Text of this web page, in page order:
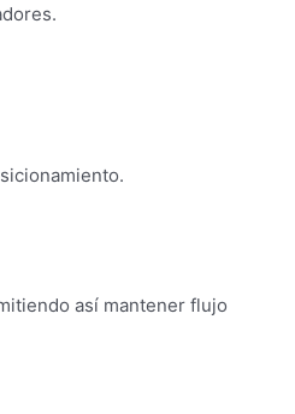
así mantener flujo